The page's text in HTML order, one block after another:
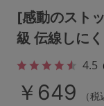
L-AB L-CD
LL-EF
その他から探す
お気に入り
新着アイテム
[感動のスト
級 伝線しに
4.5
￥649 （税